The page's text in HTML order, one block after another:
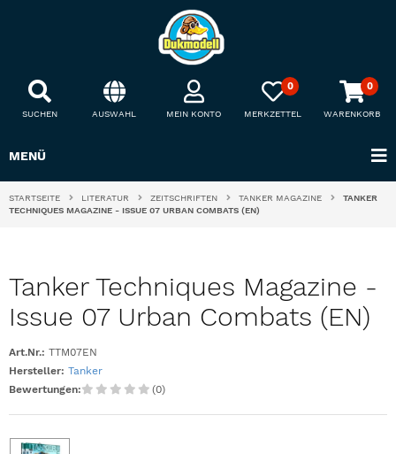
SUCHEN AUSWAHL MEIN KONTO
0
MERKZETTEL
0
WARENKORB
MENÜ
STARTSEITE LITERATUR ZEITSCHRIFTEN TANKER MAGAZINE
TANKER
TECHNIQUES MAGAZINE - ISSUE 07 URBAN COMBATS (EN)
Tanker Techniques Magazine -
Issue 07 Urban Combats (EN)
Art.Nr.: TTM07EN
Hersteller: Tanker
Bewertungen:
(0)